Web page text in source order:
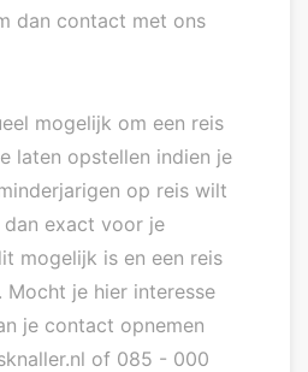
dan contact met ons
mogelijk om een reis
laten opstellen indien je
op reis wilt
dan exact voor je
mogelijk is en een reis
je hier interesse
je contact opnemen
of 085 - 000